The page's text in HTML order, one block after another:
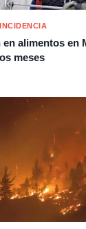
alimentos en
meses